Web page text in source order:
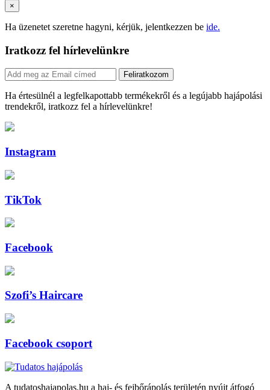
×
Ha üzenetet szeretne hagyni, kérjük, jelentkezzen be ide.
Iratkozz fel hírlevelünkre
Feliratkozom
Ha értesülnél a legfelkapottabb termékekről és a legújabb hajápolási
trendekről, iratkozz fel a hírlevelünkre!
Instagram
TikTok
Facebook
Szofi’s Haircare
Facebook csoport
A tudatoshajapolas.hu a haj- és fejbőrápolás területén nyújt átfogó